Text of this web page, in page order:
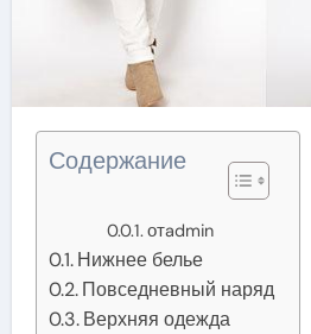
Содержание
отadmin
Нижнее белье
Повседневный наряд
Верхняя одежда